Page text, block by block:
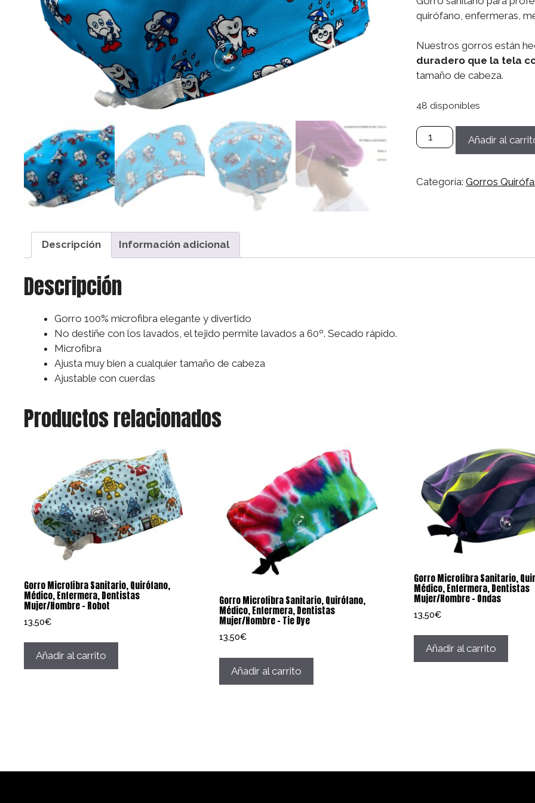
quirófano, enfermeras,
Nuestros gorros están
duradero que la tela
tamaño de cabeza.
48 disponibles
Gorro
Microfibra
Quirófano,
Añadir al
Categoría:Gorros
Descripción Información adicional
Descripción
Gorro 100% microfibra elegante y divertido
No destiñe con los lavados, el tejido permite lavados a 60º. Secado rápido.
Microfibra
Ajusta muy bien a cualquier tamaño de cabeza
Ajustable con cuerdas
Productos relacionados
Gorro Microfibra Sanitario, Quirófano,
Médico, Enfermera, Dentistas
Mujer/Hombre – Robot
13,50€
Añadir al carrito
Gorro Microfibra Sanitario, Quirófano,
Médico, Enfermera, Dentistas
Mujer/Hombre – Tie Dye
13,50€
Añadir al carrito
Gorro Microfibra Sanitario,
Médico, Enfermera, Dentistas
Mujer/Hombre – Ondas
13,50€
Añadir al carrito